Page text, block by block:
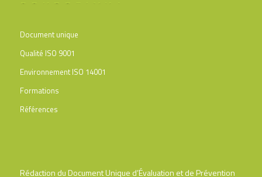
Document unique
Qualité ISO 9001
Environnement ISO 14001
Formations
Références
Rédaction du Document Unique d’Évaluation et de Prévention